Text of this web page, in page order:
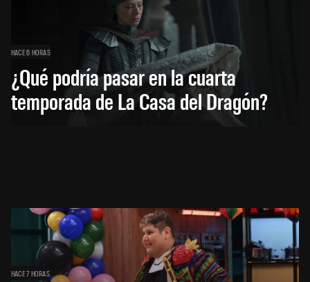
HACE 6 HORAS
¿Qué podría pasar en la cuarta
temporada de La Casa del Dragón?
HACE 7 HORAS